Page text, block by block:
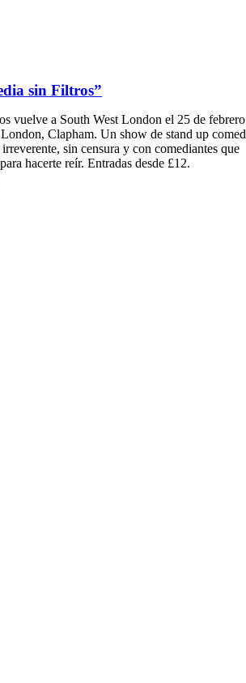
sin Filtros”
vuelve a South West London el 25 de febrero
Clapham. Un show de stand up
sin censura y con comediantes que
hacerte reír. Entradas desde £12.